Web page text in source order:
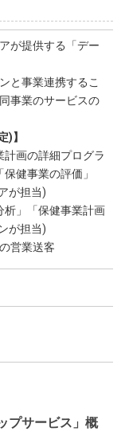
が提供する「デー
と事業連携するこ
事業のサービスの
)】
計画の詳細プログラ
健事業の評価」
が担当)
析」「保健事業計画
が担当)
営業送客
プサービス」概